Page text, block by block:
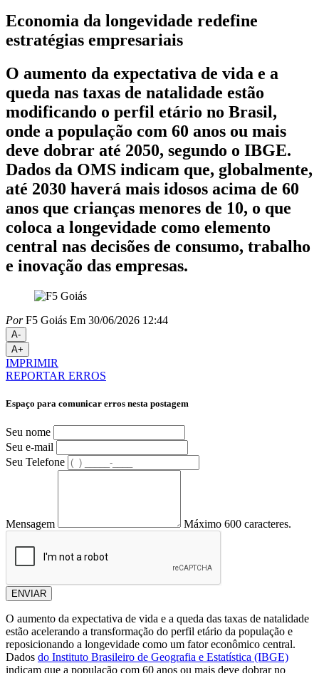
Economia da longevidade redefine
estratégias empresariais
O aumento da expectativa de vida e a
queda nas taxas de natalidade estão
modificando o perfil etário no Brasil,
onde a população com 60 anos ou mais
deve dobrar até 2050, segundo o IBGE.
Dados da OMS indicam que, globalmente,
até 2030 haverá mais idosos acima de 60
anos que crianças menores de 10, o que
coloca a longevidade como elemento
central nas decisões de consumo, trabalho
e inovação das empresas.
PorF5 Goiás Em 30/06/2026 12:44
A-
A+
IMPRIMIR
REPORTAR ERROS
Espaço para comunicar erros nesta postagem
Seu nome
Seu e-mail
Seu Telefone
Mensagem Máximo 600 caracteres.
ENVIAR
O aumento da expectativa de vida e a queda das taxas de natalidade
estão acelerando a transformação do perfil etário da população e
reposicionando a longevidade como um fator econômico central.
Dados do Instituto Brasileiro de Geografia e Estatística (IBGE)
indicam que a população com 60 anos ou mais deve dobrar no